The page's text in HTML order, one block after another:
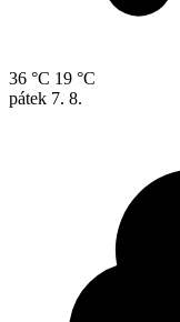
36 °C 19 °C
pátek 7. 8.